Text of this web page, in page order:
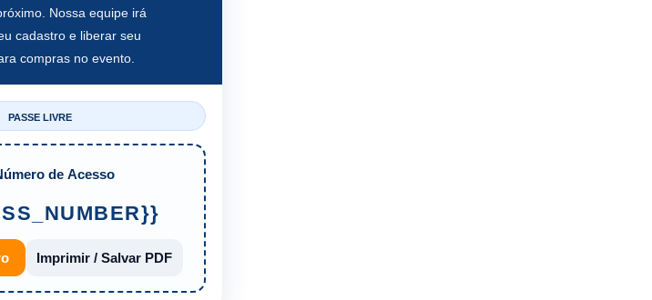
Nossa equipe irá
cadastro e liberar seu
compras no evento.
PASSE LIVRE
de Acesso
Imprimir / Salvar PDF